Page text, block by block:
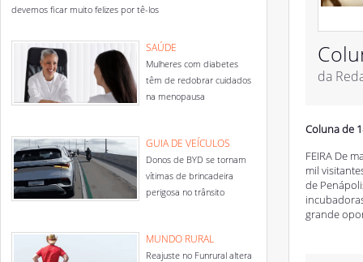
devemos ficar muito felizes por tê-los
SAÚDE
Mulheres com diabetes
têm de redobrar cuidados
na menopausa
GUIA DE VEÍCULOS
Donos de BYD se tornam
vítimas de brincadeira
perigosa no trânsito
MUNDO RURAL
Reajuste no Funrural altera
da
Coluna de
FEIRA De
mil
de
grande